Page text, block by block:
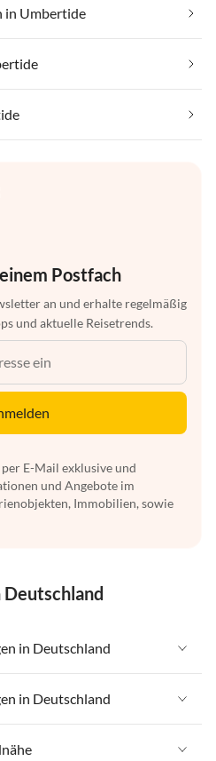
in Umbertide
Postfach
an und erhalte regelmäßig
und aktuelle Reisetrends.
E-Mail exklusive und
und Angebote im
Immobilien, sowie
Deutschland
in Deutschland
in Deutschland